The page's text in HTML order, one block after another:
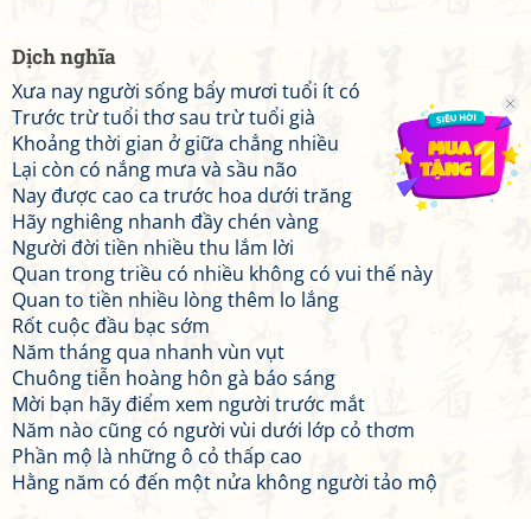
Dịch nghĩa
Xưa nay người sống bẩy mươi tuổi ít có
Trước trừ tuổi thơ sau trừ tuổi già
Khoảng thời gian ở giữa chẳng nhiều
Lại còn có nắng mưa và sầu não
Nay được cao ca trước hoa dưới trăng
Hãy nghiêng nhanh đầy chén vàng
Người đời tiền nhiều thu lắm lời
Quan trong triều có nhiều không có vui thế này
Quan to tiền nhiều lòng thêm lo lắng
Rốt cuộc đầu bạc sớm
Năm tháng qua nhanh vùn vụt
Chuông tiễn hoàng hôn gà báo sáng
Mời bạn hãy điểm xem người trước mắt
Năm nào cũng có người vùi dưới lớp cỏ thơm
Phần mộ là những ô cỏ thấp cao
Hằng năm có đến một nửa không người tảo mộ